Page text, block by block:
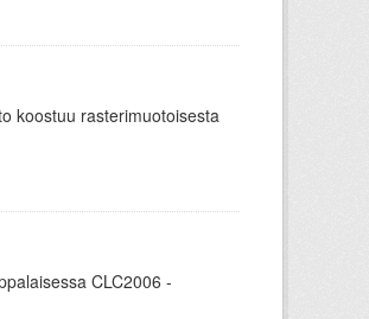
koostuu rasterimuotoisesta
CLC2006 -